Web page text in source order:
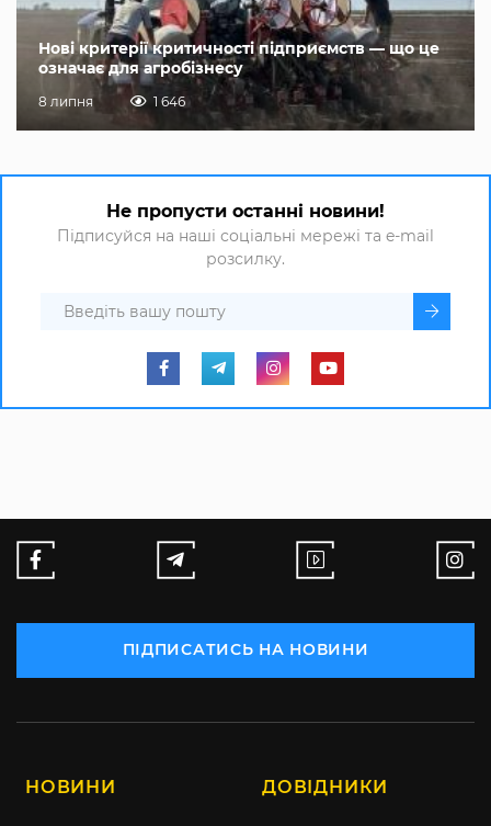
Нові критерії критичності підприємств — що це
означає для агробізнесу
8 липня 1 646
Не пропусти останні новини!
Підписуйся на наші соціальні мережі та e-mail
розсилку.
ПІДПИСАТИСЬ НА НОВИНИ
НОВИНИ ДОВІДНИКИ